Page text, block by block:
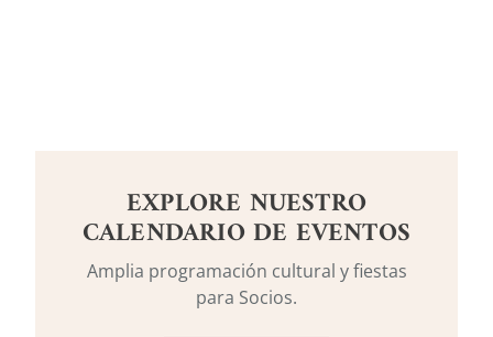
EXPLORE NUESTRO
CALENDARIO DE EVENTOS
Amplia programación cultural y fiestas
para Socios.